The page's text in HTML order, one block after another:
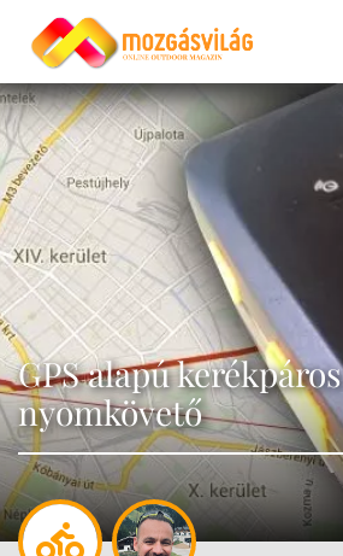
GPS alapú kerékpáros
nyomkövető